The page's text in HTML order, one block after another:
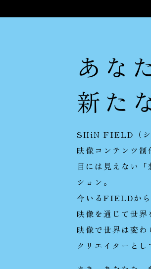
あな
新た
SHiN FIELD（シ
映像コンテンツ制
目には見えない
ション。
今いるFIELDか
映像を通じて世
映像で世界は変わ
クリエイターとし